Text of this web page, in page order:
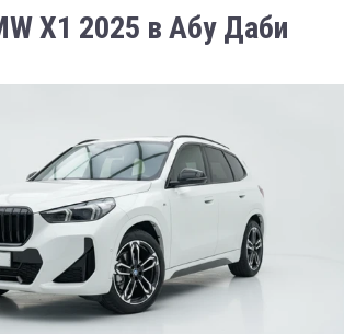
X1 2025 в Абу Даби